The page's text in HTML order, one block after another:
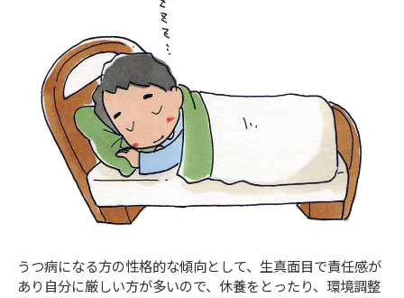
うつ病になる方の性格的な傾向として、生真面目で責任感が
あり自分に厳しい方が多いので、休養をとったり、環境調整